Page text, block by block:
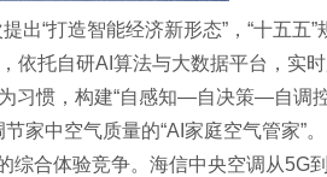
“打造智能经济新形态”，“十五五”
依托自研AI算法与大数据平台，实
习惯，构建“自感知—自决策—自调
家中空气质量的“AI家庭空气管家”。
综合体验竞争。海信中央空调从5G